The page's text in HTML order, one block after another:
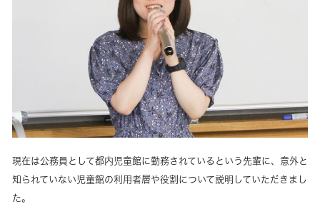
現在は公務員として都内児童館に勤務されているという先輩に、意外と
知られていない児童館の利用者層や役割について説明していただきまし
た。